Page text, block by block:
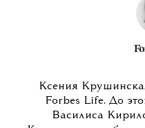
Ксения
Forbes Life. До
Василиса